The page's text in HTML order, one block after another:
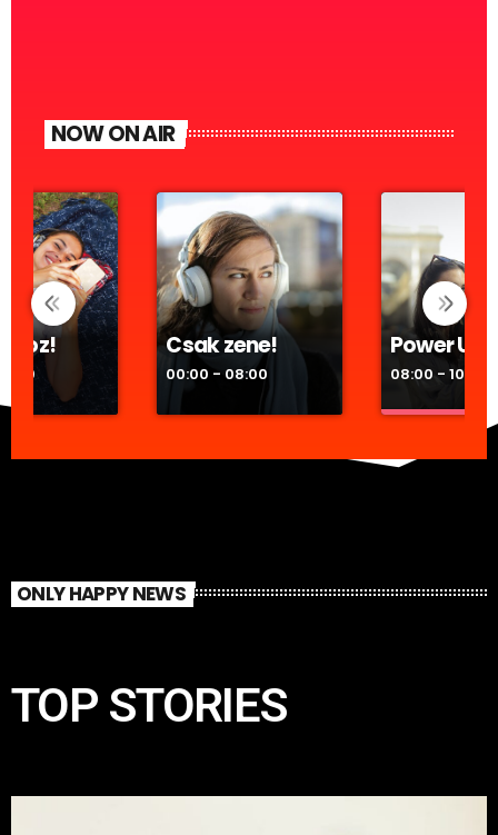
NOW ON AIR
Csak zene!
00:00 - 08:00
Power Up!
08:00 - 10:00
Nincs lassú
ONLY HAPPY NEWS
TOP STORIES